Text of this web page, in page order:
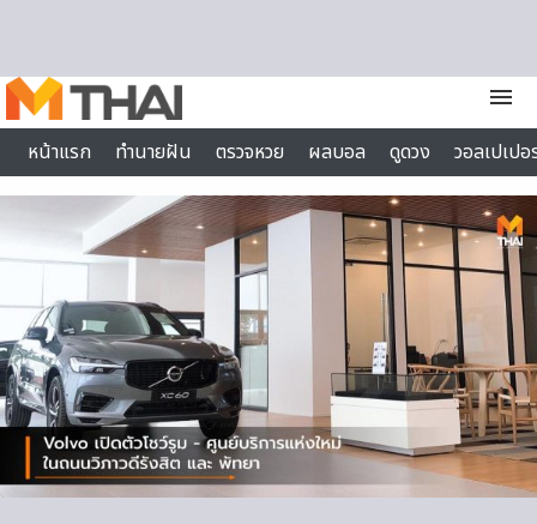
menu
หน้าแรก
ทำนายฝัน ตรวจหวย ผลบอล ดูดวง
วอลเปเป
ไลฟ์สไตล์